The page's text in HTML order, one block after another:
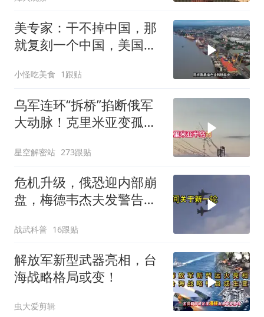
美专家：干不掉中国，那
就复刻一个中国，美国看
小怪吃美食 1跟贴
乌军连环“拆桥”掐断俄军
大动脉！克里米亚变孤
家”？
星空解密站 273跟贴
危机升级，俄恐迎内部崩
盘，梅德韦杰夫发警告，
战武科普 16跟贴
解放军新型武器亮相，台
海战略格局或变！
虫大爱剪辑